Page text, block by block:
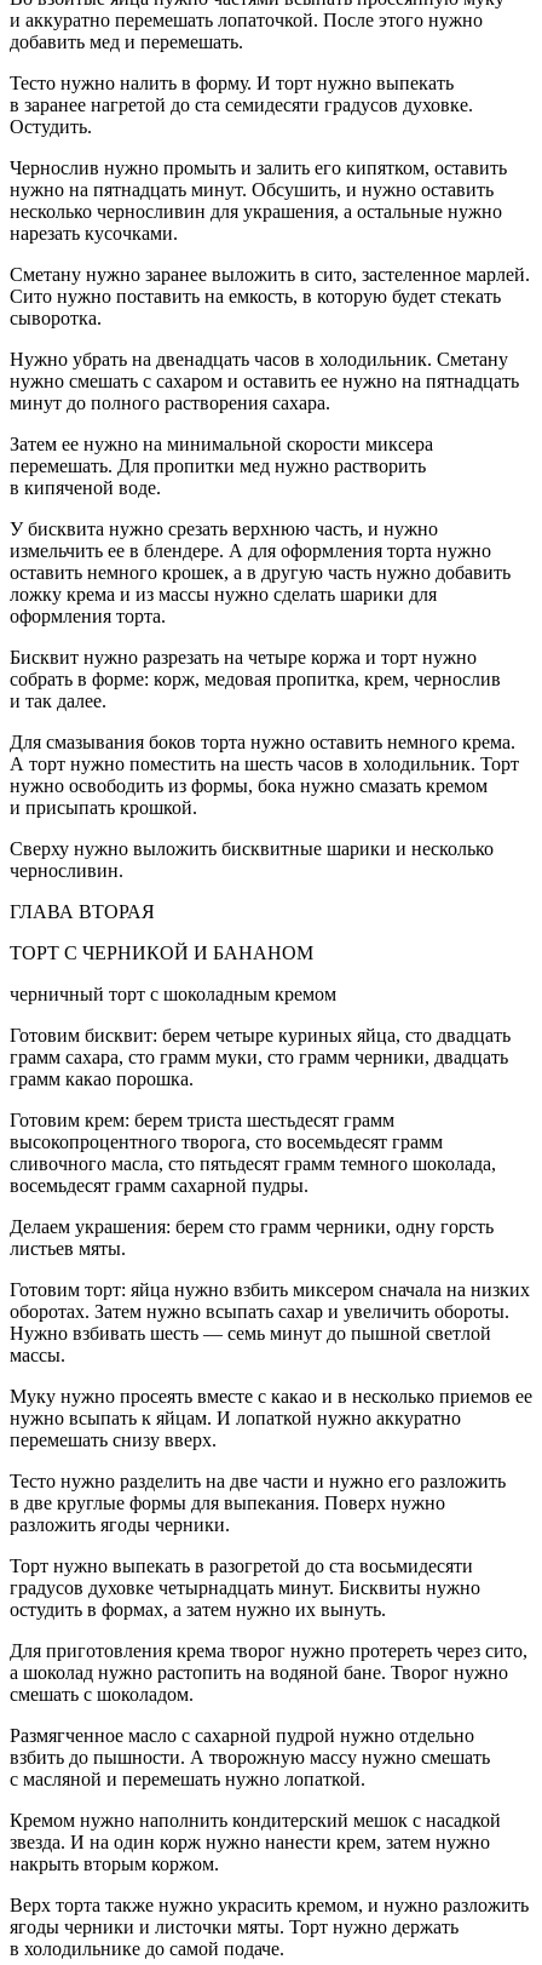
и аккуратно перемешать лопаточкой. После этого нужно
добавить мед и перемешать.
Тесто нужно налить в форму. И торт нужно выпекать
в заранее нагретой до ста семидесяти градусов духовке.
Остудить.
Чернослив нужно промыть и залить его кипятком, оставить
нужно на пятнадцать минут. Обсушить, и нужно оставить
несколько черносливин для украшения, а остальные нужно
нарезать кусочками.
Сметану нужно заранее выложить в сито, застеленное марлей.
Сито нужно поставить на емкость, в которую будет стекать
сыворотка.
Нужно убрать на двенадцать часов в холодильник. Сметану
нужно смешать с сахаром и оставить ее нужно на пятнадцать
минут до полного растворения сахара.
Затем ее нужно на минимальной скорости миксера
перемешать. Для пропитки мед нужно растворить
в кипяченой воде.
У бисквита нужно срезать верхнюю часть, и нужно
измельчить ее в блендере. А для оформления торта нужно
оставить немного крошек, а в другую часть нужно добавить
ложку крема и из массы нужно сделать шарики для
оформления торта.
Бисквит нужно разрезать на четыре коржа и торт нужно
собрать в форме: корж, медовая пропитка, крем, чернослив
и так далее.
Для смазывания боков торта нужно оставить немного крема.
А торт нужно поместить на шесть часов в холодильник. Торт
нужно освободить из формы, бока нужно смазать кремом
и присыпать крошкой.
Сверху нужно выложить бисквитные шарики и несколько
черносливин.
ГЛАВА ВТОРАЯ
ТОРТ С ЧЕРНИКОЙ И БАНАНОМ
черничный торт с шоколадным кремом
Готовим бисквит: берем четыре куриных яйца, сто двадцать
грамм сахара, сто грамм муки, сто грамм черники, двадцать
грамм какао порошка.
Готовим крем: берем триста шестьдесят грамм
высокопроцентного творога, сто восемьдесят грамм
сливочного масла, сто пятьдесят грамм темного шоколада,
восемьдесят грамм сахарной пудры.
Делаем украшения: берем сто грамм черники, одну горсть
листьев мяты.
Готовим торт: яйца нужно взбить миксером сначала на низких
оборотах. Затем нужно всыпать сахар и увеличить обороты.
Нужно взбивать шесть — семь минут до пышной светлой
массы.
Муку нужно просеять вместе с какао и в несколько приемов ее
нужно всыпать к яйцам. И лопаткой нужно аккуратно
перемешать снизу вверх.
Тесто нужно разделить на две части и нужно его разложить
в две круглые формы для выпекания. Поверх нужно
разложить ягоды черники.
Торт нужно выпекать в разогретой до ста восьмидесяти
градусов духовке четырнадцать минут. Бисквиты нужно
остудить в формах, а затем нужно их вынуть.
Для приготовления крема творог нужно протереть через сито,
а шоколад нужно растопить на водяной бане. Творог нужно
смешать с шоколадом.
Размягченное масло с сахарной пудрой нужно отдельно
взбить до пышности. А творожную массу нужно смешать
с масляной и перемешать нужно лопаткой.
Кремом нужно наполнить кондитерский мешок с насадкой
звезда. И на один корж нужно нанести крем, затем нужно
накрыть вторым коржом.
Верх торта также нужно украсить кремом, и нужно разложить
ягоды черники и листочки мяты. Торт нужно держать
в холодильнике до самой подаче.